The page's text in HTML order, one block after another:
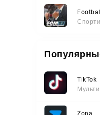
TikTok
Zona